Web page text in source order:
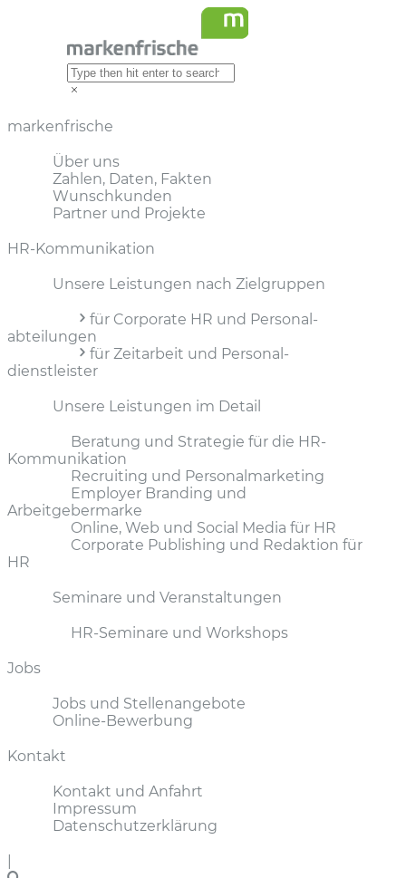
markenfrische
Über uns
Zahlen, Daten, Fakten
Wunschkunden
Partner und Projekte
HR-Kommunikation
Unsere Leistungen nach Zielgruppen
für Corporate HR und Personal­
abteilungen
für Zeitarbeit und Personal­
dienstleister
Unsere Leistungen im Detail
Beratung und Strategie für die HR-
Kommunikation
Recruiting und Personalmarketing
Employer Branding und
Arbeitgebermarke
Online, Web und Social Media für HR
Corporate Publishing und Redaktion für
HR
Seminare und Veranstaltungen
HR-Seminare und Workshops
Jobs
Jobs und Stellenangebote
Online-Bewerbung
Kontakt
Kontakt und Anfahrt
Impressum
Datenschutzerklärung